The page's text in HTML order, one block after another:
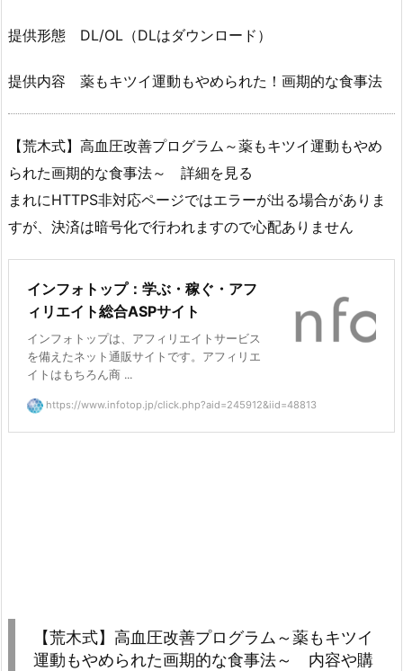
提供形態 DL/OL（DLはダウンロード）
提供内容 薬もキツイ運動もやめられた！画期的な食事法
【荒木式】高血圧改善プログラム～薬もキツイ運動もやめ
られた画期的な食事法～ 詳細を見る
まれにHTTPS非対応ページではエラーが出る場合がありま
すが、決済は暗号化で行われますので心配ありません
インフォトップ：学ぶ・稼ぐ・アフ
ィリエイト総合ASPサイト
インフォトップは、アフィリエイトサービス
を備えたネット通販サイトです。アフィリエ
イトはもちろん商 ...
https://www.infotop.jp/click.php?aid=245912&iid=48813
【荒木式】高血圧改善プログラム～薬もキツイ
運動もやめられた画期的な食事法～ 内容や購